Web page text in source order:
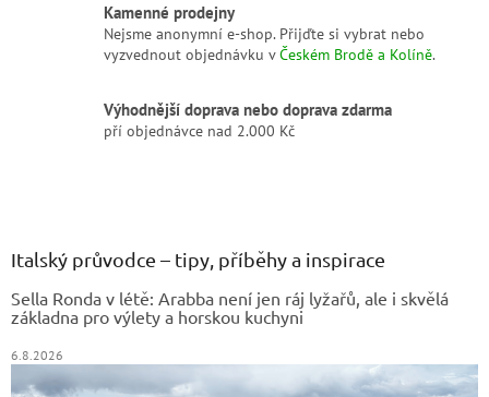
Kamenné prodejny
Nejsme anonymní e-shop. Přijďte si vybrat nebo
vyzvednout objednávku vČeském Brodě a Kolíně.
Výhodnější doprava nebo doprava zdarma
pří objednávce nad 2.000 Kč
Italský průvodce – tipy, příběhy a inspirace
Sella Ronda v létě: Arabba není jen ráj lyžařů, ale i skvělá
základna pro výlety a horskou kuchyni
6.8.2026